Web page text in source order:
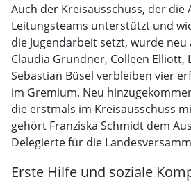
Auch der Kreisausschuss, der die
Leitungsteams unterstützt und
die Jugendarbeit setzt, wurde
Claudia Grundner, Colleen Elliott,
Sebastian Büsel verbleiben vier
im Gremium. Neu
die erstmals im Kreisausschuss
gehört Franziska Schmidt dem
Delegierte für die
Erste Hilfe und soziale